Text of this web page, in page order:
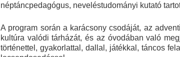
néptáncpedagógus, neveléstudományi kutató
A program során a karácsony csodáját, az
kultúra valódi tárházát, és az óvodában való
történettel, gyakorlattal, dallal, játékkal, táncos